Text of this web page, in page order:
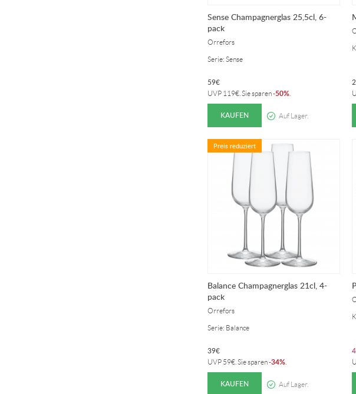
Sense Champagnerglas 25,5cl, 6-
pack
Orrefors
Serie: Sense
59€
UVP 119€ . Sie sparen-50%
KAUFEN Auf Lager.
Preis reduziert
Balance Champagnerglas 21cl, 4-
pack
Orrefors
Serie: Balance
39€
UVP 59€ . Sie sparen-34%
KAUFEN Auf Lager.